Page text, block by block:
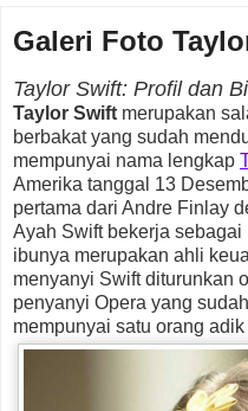
Galeri Foto
Taylor Swift: Profil dan
Taylor Swift merupakan
berbakat yang sudah
mempunyai nama lengkap
Amerika tanggal 13
pertama dari Andre Finlay
Ayah Swift bekerja
ibunya merupakan ahli
menyanyi Swift diturunkan
penyanyi Opera yang
mempunyai satu orang